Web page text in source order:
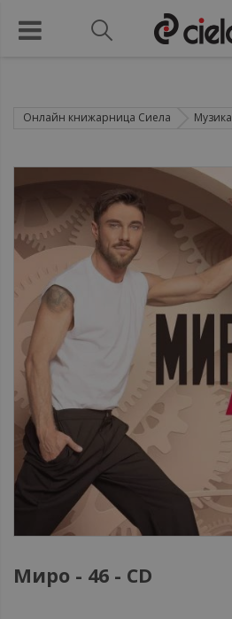
Онлайн книжарница Сиела Музика
Миро - 46 - CD